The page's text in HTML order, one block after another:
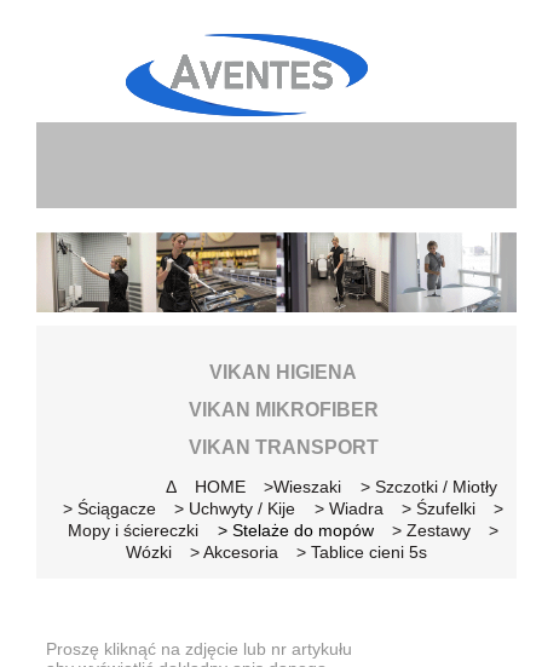
VIKAN HIGIENA
VIKAN MIKROFIBER
VIKAN TRANSPORT
Δ HOME >Wieszaki
> Szczotki / Miotły
> Ściągacze
> Uchwyty / Kije > Wiadra > Śzufelki
>
Mopy i ściereczki
> Stelaże do mopów > Zestawy
>
Wózki
> Akcesoria > Tablice cieni 5s
Proszę kliknąć na zdjęcie lub nr artykułu